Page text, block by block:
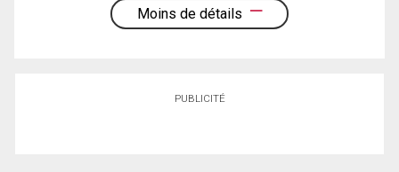
Moins de détails
PUBLICITÉ